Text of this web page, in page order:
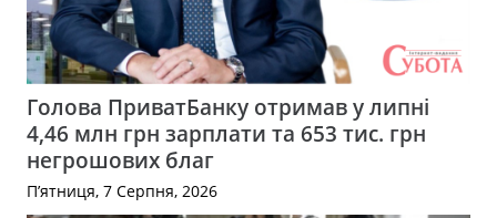
Голова ПриватБанку отримав у липні
4,46 млн грн зарплати та 653 тис. грн
негрошових благ
П’ятниця, 7 Серпня, 2026